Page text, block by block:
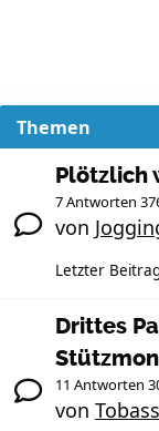
Themen
Plötzlich
7 Antworten
von
Letzter
Drittes
11 Antworten
von Tobass